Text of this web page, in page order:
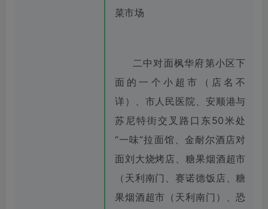
菜市场
二中对面枫华府第小区下
面的一个小超市（店名不
详）、市人民医院、安顺港与
苏尼特街交叉路口东50米处
“一味”拉面馆、金耐尔酒店对
面刘大烧烤店、糖果烟酒超市
（天利南门、赛诺德饭店、糖
果烟酒超市（天利南门）、恐